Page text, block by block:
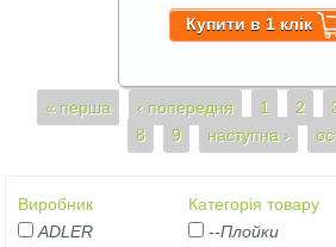
Сторінки
« перша ‹ попередня 1 2
8
9 наступна ›
Виробник
ADLER
Категорія товару
--Плойки